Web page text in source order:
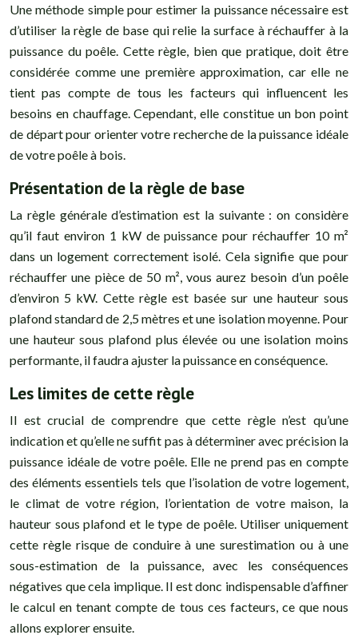
Une méthode simple pour estimer la puissance nécessaire est
d’utiliser la règle de base qui relie la surface à réchauffer à la
puissance du poêle. Cette règle, bien que pratique, doit être
considérée comme une première approximation, car elle ne
tient pas compte de tous les facteurs qui influencent les
besoins en chauffage. Cependant, elle constitue un bon point
de départ pour orienter votre recherche de la puissance idéale
de votre poêle à bois.
Présentation de la règle de base
La règle générale d’estimation est la suivante : on considère
qu’il faut environ 1 kW de puissance pour réchauffer 10 m²
dans un logement correctement isolé. Cela signifie que pour
réchauffer une pièce de 50 m², vous aurez besoin d’un poêle
d’environ 5 kW. Cette règle est basée sur une hauteur sous
plafond standard de 2,5 mètres et une isolation moyenne. Pour
une hauteur sous plafond plus élevée ou une isolation moins
performante, il faudra ajuster la puissance en conséquence.
Les limites de cette règle
Il est crucial de comprendre que cette règle n’est qu’une
indication et qu’elle ne suffit pas à déterminer avec précision la
puissance idéale de votre poêle. Elle ne prend pas en compte
des éléments essentiels tels que l’isolation de votre logement,
le climat de votre région, l’orientation de votre maison, la
hauteur sous plafond et le type de poêle. Utiliser uniquement
cette règle risque de conduire à une surestimation ou à une
sous-estimation de la puissance, avec les conséquences
négatives que cela implique. Il est donc indispensable d’affiner
le calcul en tenant compte de tous ces facteurs, ce que nous
allons explorer ensuite.